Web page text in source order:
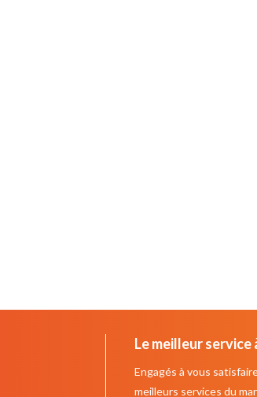
Le meilleur
Engagés à vous
meilleurs services du